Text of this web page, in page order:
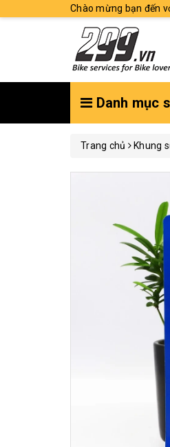
Chào mừng bạn đến
Danh mục
Trang chủ Khung